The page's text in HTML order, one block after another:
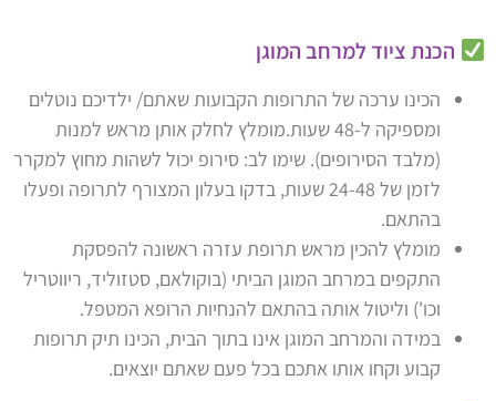
הכנת ציוד למרחב המוגן
הכינו ערכה של התרופות הקבועות שאתם/ ילדיכם נוטלים
ומספיקה ל-48 שעות.מומלץ לחלק אותן מראש למנות
(מלבד הסירופים). שימו לב: סירופ יכול לשהות מחוץ למקרר
לזמן של 24-48 שעות, בדקו בעלון המצורף לתרופה ופעלו
בהתאם.
מומלץ להכין מראש תרופת עזרה ראשונה להפסקת
התקפים במרחב המוגן הביתי (בוקולאם, סטזוליד, ריווטריל
וכו') וליטול אותה בהתאם להנחיות הרופא המטפל.
במידה והמרחב המוגן אינו בתוך הבית, הכינו תיק תרופות
קבוע וקחו אותו אתכם בכל פעם שאתם יוצאים.